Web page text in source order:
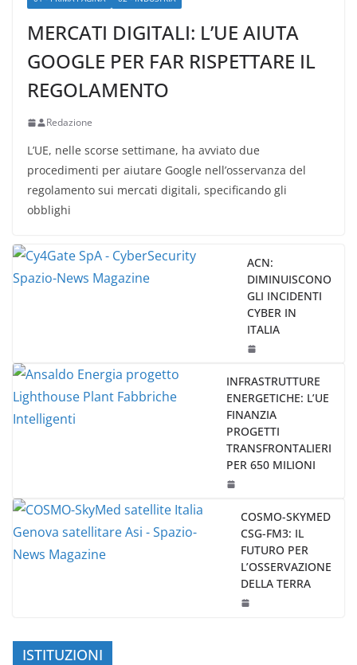
MERCATI DIGITALI: L’UE AIUTA
GOOGLE PER FAR RISPETTARE IL
REGOLAMENTO
Redazione
L’UE, nelle scorse settimane, ha avviato due
procedimenti per aiutare Google nell’osservanza del
regolamento sui mercati digitali, specificando gli
obblighi
ACN:
DIMINUISCONO
GLI INCIDENTI
CYBER IN
ITALIA
INFRASTRUTTURE
ENERGETICHE: L’UE
FINANZIA
PROGETTI
TRANSFRONTALIERI
PER 650 MILIONI
COSMO-SKYMED
CSG-FM3: IL
FUTURO PER
L’OSSERVAZIONE
DELLA TERRA
ISTITUZIONI